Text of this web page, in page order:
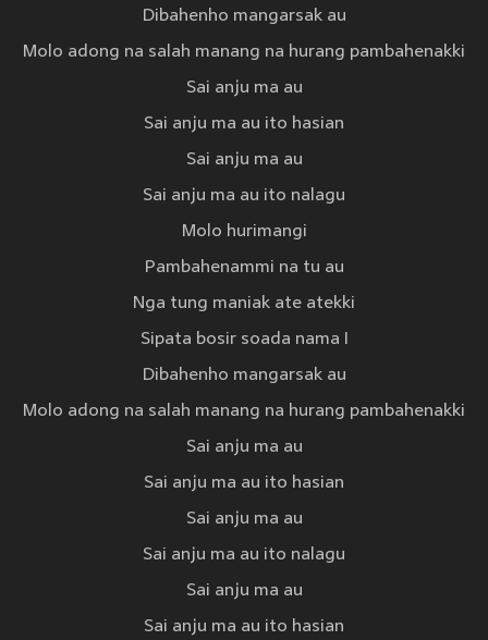
Dibahenho mangarsak au
Molo adong na salah manang na hurang pambahenakki
Sai anju ma au
Sai anju ma au ito hasian
Sai anju ma au
Sai anju ma au ito nalagu
Molo hurimangi
Pambahenammi na tu au
Nga tung maniak ate atekki
Sipata bosir soada nama I
Dibahenho mangarsak au
Molo adong na salah manang na hurang pambahenakki
Sai anju ma au
Sai anju ma au ito hasian
Sai anju ma au
Sai anju ma au ito nalagu
Sai anju ma au
Sai anju ma au ito hasian